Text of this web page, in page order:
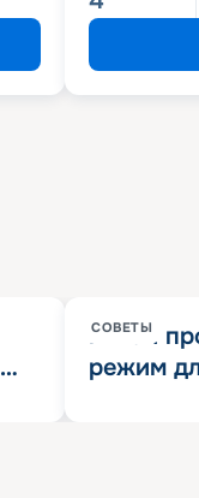
СОВЕТЫ
Китай
режим